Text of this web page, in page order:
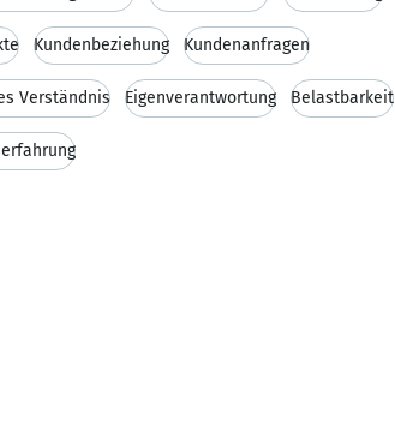
Kundenbeziehung Kundenanfragen
Verständnis Eigenverantwortung Belastbarkeit